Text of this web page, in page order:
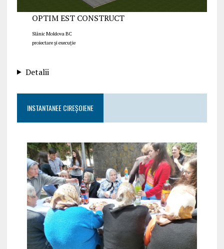
OPTIM EST CONSTRUCT
Slănic Moldova BC
proiectare și execuție
Detalii
INSTANTANEE CIREȘOIENE